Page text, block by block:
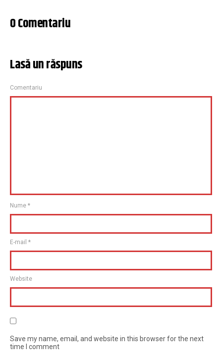
0 Comentariu
Lasă un răspuns
Comentariu
Nume *
E-mail *
Website
Save my name, email, and website in this browser for the next
time I comment